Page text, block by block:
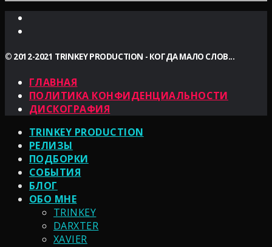
© 2012-2021 TRINKEY PRODUCTION - КОГДА МАЛО СЛОВ...
ГЛАВНАЯ
ПОЛИТИКА КОНФИДЕНЦИАЛЬНОСТИ
ДИСКОГРАФИЯ
TRINKEY PRODUCTION
РЕЛИЗЫ
ПОДБОРКИ
СОБЫТИЯ
БЛОГ
ОБО МНЕ
TRINKEY
DARXTER
XAVIER